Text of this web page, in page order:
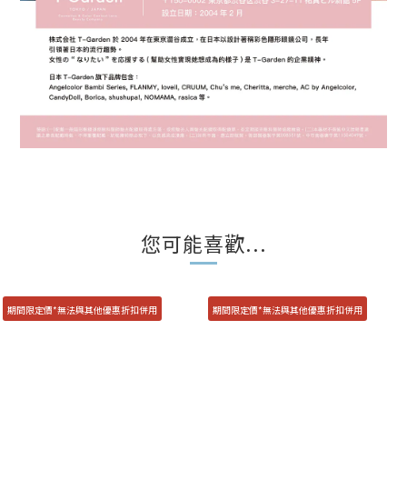
您可能喜歡...
期間限定價*無法與其他優惠折扣併用 期間限定價*無法與其他優惠折扣併用